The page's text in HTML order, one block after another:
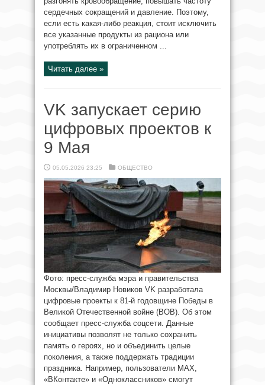
сердечных сокращений и давление. Поэтому,
если есть какая-либо реакция, стоит исключить
все указанные продукты из рациона или
употреблять их в ограниченном ...
Читать далее »
VK запускает серию
цифровых проектов к
9 Мая
05.05.2026 23:25 ОБЩЕСТВО
Фото: пресс-служба мэра и правительства
Москвы/Владимир Новиков VK разработала
цифровые проекты к 81-й годовщине Победы в
Великой Отечественной войне (ВОВ). Об этом
сообщает пресс-служба соцсети. Данные
инициативы позволят не только сохранить
память о героях, но и объединить целые
поколения, а также поддержать традиции
праздника. Например, пользователи MAX,
«ВКонтакте» и «Одноклассников» смогут